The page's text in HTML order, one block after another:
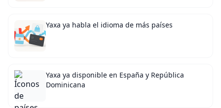
Yaxa ya habla el idioma de más países
Yaxa ya disponible en España y República
Dominicana